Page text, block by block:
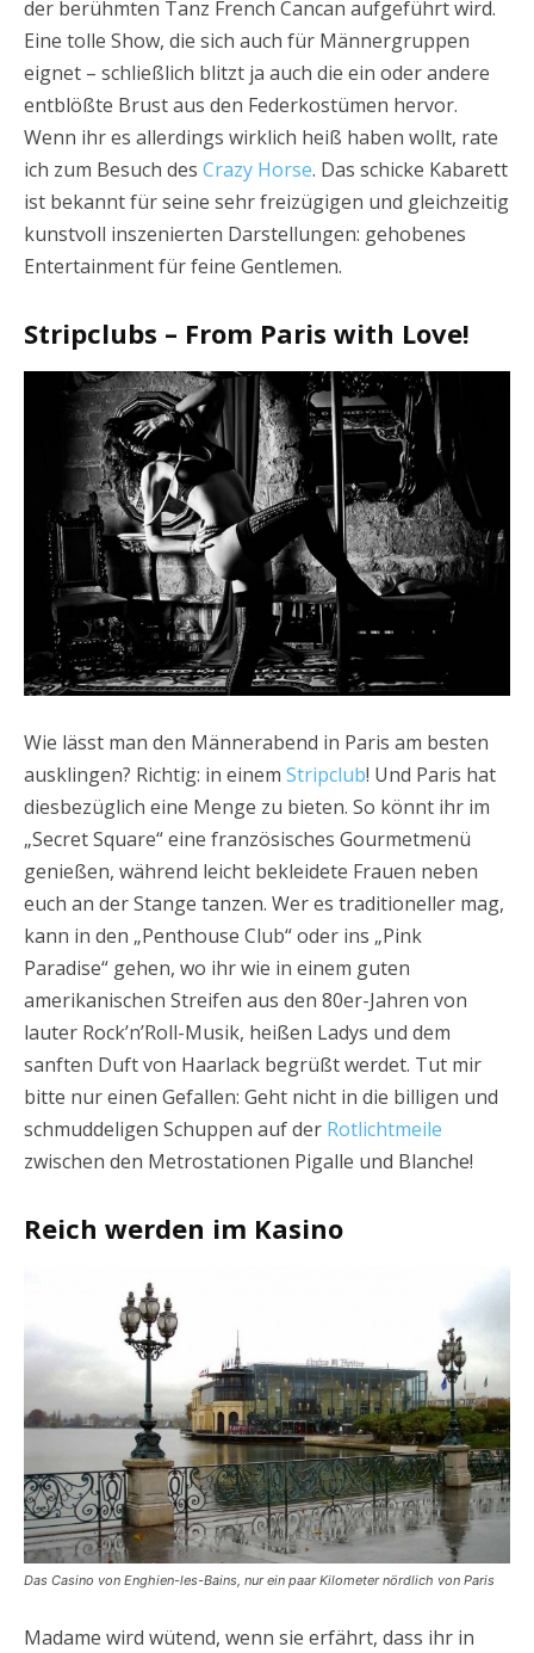
der berühmten Tanz French Cancan aufgeführt wird.
Eine tolle Show, die sich auch für Männergruppen
eignet – schließlich blitzt ja auch die ein oder andere
entblößte Brust aus den Federkostümen hervor.
Wenn ihr es allerdings wirklich heiß haben wollt, rate
ich zum Besuch des Crazy Horse. Das schicke Kabarett
ist bekannt für seine sehr freizügigen und gleichzeitig
kunstvoll inszenierten Darstellungen: gehobenes
Entertainment für feine Gentlemen.
Stripclubs – From Paris with Love!
Wie lässt man den Männerabend in Paris am besten
ausklingen? Richtig: in einem Stripclub! Und Paris hat
diesbezüglich eine Menge zu bieten. So könnt ihr im
„Secret Square“ eine französisches Gourmetmenü
genießen, während leicht bekleidete Frauen neben
euch an der Stange tanzen. Wer es traditioneller mag,
kann in den „Penthouse Club“ oder ins „Pink
Paradise“ gehen, wo ihr wie in einem guten
amerikanischen Streifen aus den 80er-Jahren von
lauter Rock’n’Roll-Musik, heißen Ladys und dem
sanften Duft von Haarlack begrüßt werdet. Tut mir
bitte nur einen Gefallen: Geht nicht in die billigen und
schmuddeligen Schuppen auf der Rotlichtmeile
zwischen den Metrostationen Pigalle und Blanche!
Reich werden im Kasino
Das Casino von Enghien-les-Bains, nur ein paar Kilometer nördlich von Paris
Madame wird wütend, wenn sie erfährt, dass ihr in